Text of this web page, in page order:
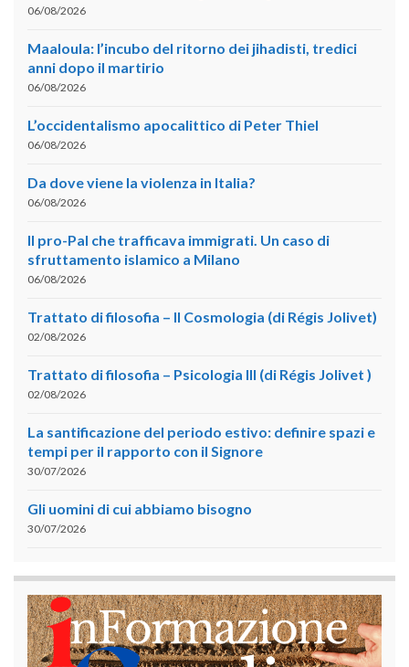
06/08/2026
Maaloula: l’incubo del ritorno dei jihadisti, tredici
anni dopo il martirio
06/08/2026
L’occidentalismo apocalittico di Peter Thiel
06/08/2026
Da dove viene la violenza in Italia?
06/08/2026
Il pro-Pal che trafficava immigrati. Un caso di
sfruttamento islamico a Milano
06/08/2026
Trattato di filosofia – II Cosmologia (di Régis Jolivet)
02/08/2026
Trattato di filosofia – Psicologia III (di Régis Jolivet )
02/08/2026
La santificazione del periodo estivo: definire spazi e
tempi per il rapporto con il Signore
30/07/2026
Gli uomini di cui abbiamo bisogno
30/07/2026